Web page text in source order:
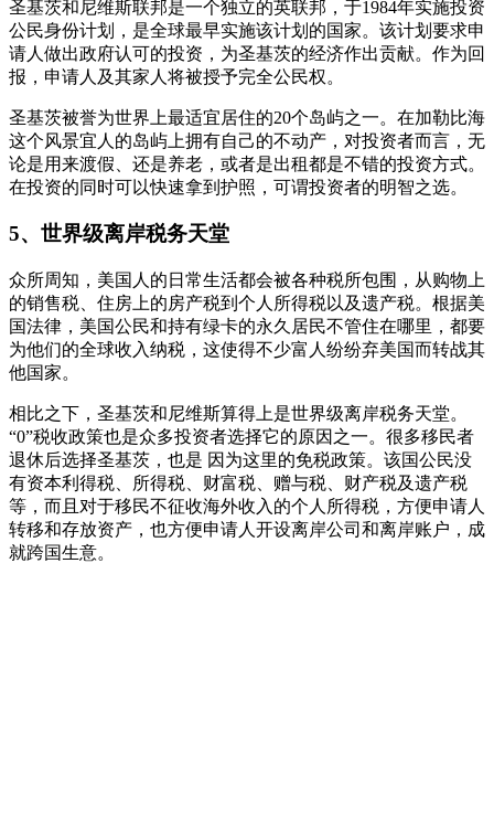
圣基茨和尼维斯联邦是一个独立的英联邦，于1984年实施投资
公民身份计划，是全球最早实施该计划的国家。该计划要求申
请人做出政府认可的投资，为圣基茨的经济作出贡献。作为回
报，申请人及其家人将被授予完全公民权。
圣基茨被誉为世界上最适宜居住的20个岛屿之一。在加勒比海
这个风景宜人的岛屿上拥有自己的不动产，对投资者而言，无
论是用来渡假、还是养老，或者是出租都是不错的投资方式。
在投资的同时可以快速拿到护照，可谓投资者的明智之选。
5、世界级离岸税务天堂
众所周知，美国人的日常生活都会被各种税所包围，从购物上
的销售税、住房上的房产税到个人所得税以及遗产税。根据美
国法律，美国公民和持有绿卡的永久居民不管住在哪里，都要
为他们的全球收入纳税，这使得不少富人纷纷弃美国而转战其
他国家。
相比之下，圣基茨和尼维斯算得上是世界级离岸税务天堂。
“0”税收政策也是众多投资者选择它的原因之一。很多移民者
退休后选择圣基茨，也是 因为这里的免税政策。该国公民没
有资本利得税、所得税、财富税、赠与税、财产税及遗产税
等，而且对于移民不征收海外收入的个人所得税，方便申请人
转移和存放资产，也方便申请人开设离岸公司和离岸账户，成
就跨国生意。